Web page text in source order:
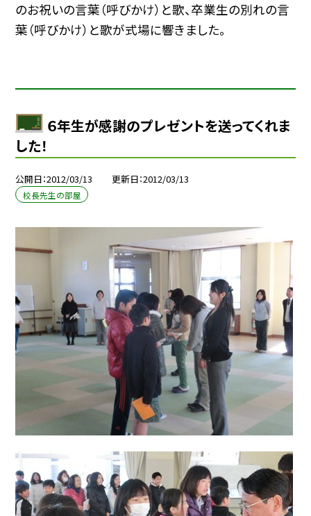
のお祝いの言葉（呼びかけ）と歌、卒業生の別れの言
葉（呼びかけ）と歌が式場に響きました。
６年生が感謝のプレゼントを送ってくれま
した！
公開日 2012/03/13 更新日 2012/03/13
校長先生の部屋